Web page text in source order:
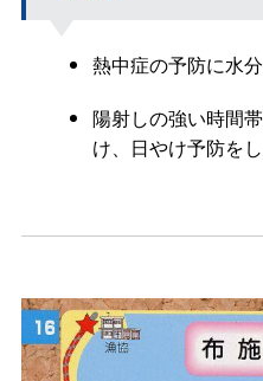
熱中症の予防に水
陽射しの強い時間
け、日やけ予防を